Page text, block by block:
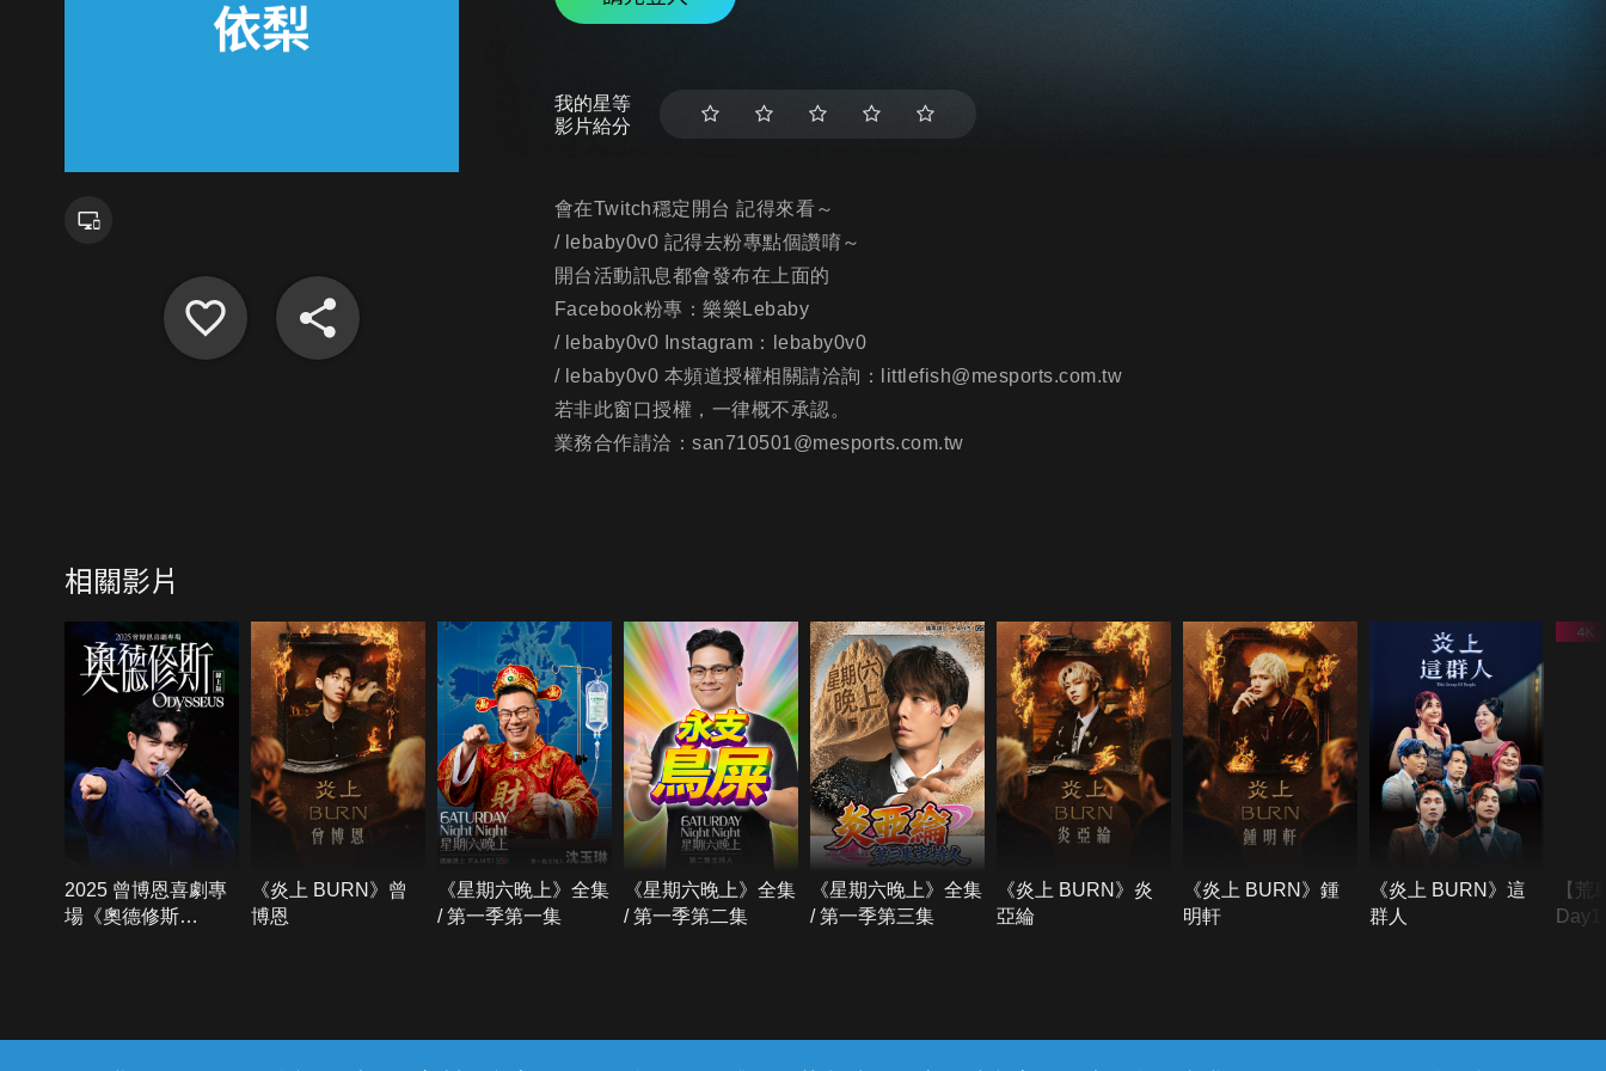
我的星等
影片給分
會在Twitch穩定開台 記得來看～
/ lebaby0v0 記得去粉專點個讚唷～
開台活動訊息都會發布在上面的
Facebook粉專：樂樂Lebaby
/ lebaby0v0 Instagram：lebaby0v0
/ lebaby0v0 本頻道授權相關請洽詢：littlefish@mesports.com.tw
若非此窗口授權，一律概不承認。
業務合作請洽：san710501@mesports.com.tw
相關影片
2025 曾博恩喜劇專
場《奧德修斯
《炎上 BURN》曾
博恩
《星期六晚上》全集
/ 第一季第一集
《星期六晚上》全集
/ 第一季第二集
《星期六晚上》全集
/ 第一季第三集
《炎上 BURN》炎
亞綸
《炎上 BURN》鍾
明軒
《炎上 BURN》這
群人
【荒
線上客服 服務條款 隱私權保護